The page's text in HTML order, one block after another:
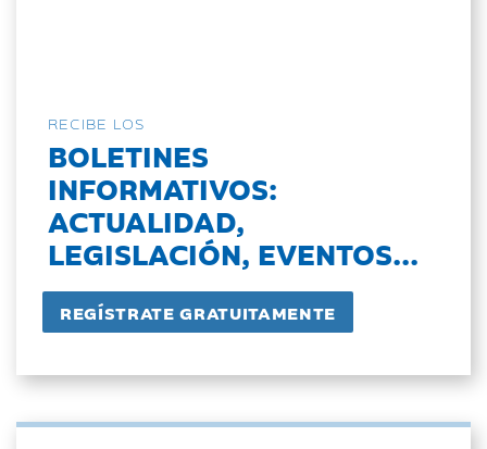
RECIBE LOS
BOLETINES
INFORMATIVOS:
ACTUALIDAD,
LEGISLACIÓN, EVENTOS...